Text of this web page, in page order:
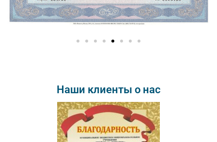
Наши клиенты о нас